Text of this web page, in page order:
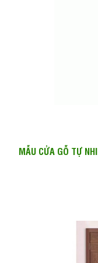
MẪU CỬA GỖ TỰ